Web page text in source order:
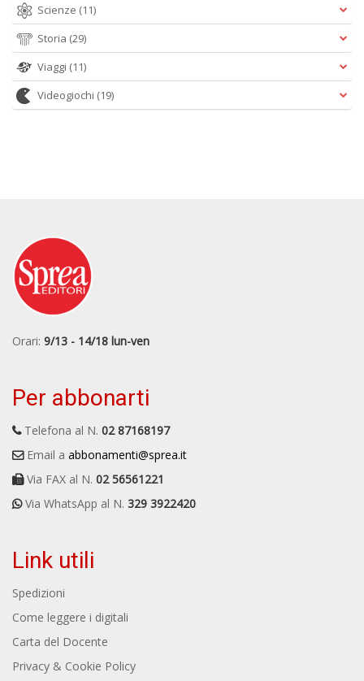
Scienze (11)
Storia (29)
Viaggi (11)
Videogiochi (19)
Orari: 9/13 - 14/18 lun-ven
Per abbonarti
Telefona al N. 02 87168197
Email a abbonamenti@sprea.it
Via FAX al N. 02 56561221
Via WhatsApp al N. 329 3922420
Link utili
Spedizioni
Come leggere i digitali
Carta del Docente
Privacy & Cookie Policy